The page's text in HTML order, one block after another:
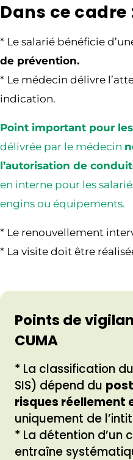
Dans ce cadre
* Le salarié bénéficie
de prévention.
* Le médecin délivre
indication.
Point important pour les
délivrée par le médecin
l’autorisation de
en interne pour les
engins ou équipements.
* Le renouvellement
* La visite doit être
Points de
CUMA
* La classification
SIS) dépend du
risques réellement
uniquement de
* La détention d’un
entraîne